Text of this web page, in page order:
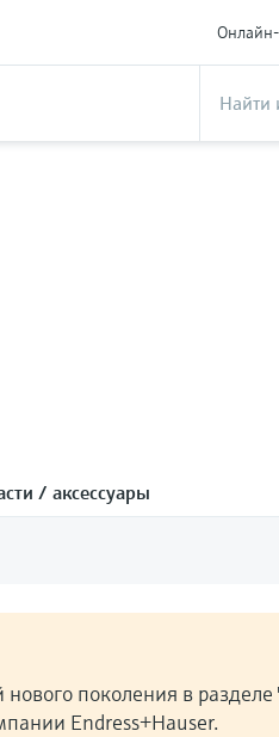
/ аксессуары
нового поколения в
Endress+Hauser.